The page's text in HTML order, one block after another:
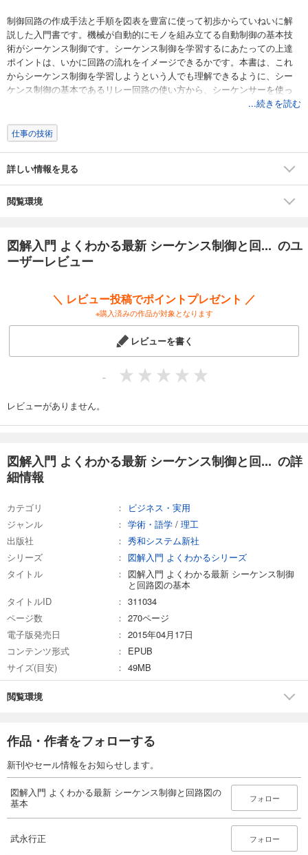
制御回路の作成手法と手順を図表を豊富に使って初歩からていねいに解
説した入門書です。機械が自動的にモノを組み立てる自動制御の基本技
術がシーケンス制御です。シーケンス制御を学習するにあたっての上達
ポイントは、いかに回路の流れをイメージできるかです。本書は、これ
からシーケンス制御を学習しようという人でも理解できるように、シー
ケンス制御の基本であるリレー回路の使い方から、シーケンサーを使っ
たラダー図の作成までを、ステップを踏みながら、実践的に解説してい
の基礎が身に付きます。あなたも機械を自由に制御する楽しさを体験し
ましょう！
...続きを読む
仕事の技術
詳しい情報を見る
閲覧環境
図解入門 よくわかる最新 シーケンス制御と回... のユ
ーザーレビュー
＼ レビュー投稿でポイントプレゼント ／
※購入済みの作品が対象となります
レビューを書く
-
レビューがありません。
図解入門 よくわかる最新 シーケンス制御と回... の詳
細情報
カテゴリ
ビジネス・実用
ジャンル
学術・語学 / 理工
出版社
秀和システム新社
シリーズ
図解入門 よくわかるシリーズ
タイトル
図解入門 よくわかる最新 シーケンス制御
と回路図の基本
タイトルID
311034
ページ数
270ページ
電子版発売日
2015年04月17日
コンテンツ形式
EPUB
サイズ(目安)
49MB
閲覧環境
作品・作者をフォローする
新刊やセール情報をお知らせします。
図解入門 よくわかる最新 シーケンス制御と回路図の
基本
フォロー
武永行正 フォロー